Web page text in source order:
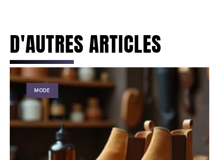
D'AUTRES ARTICLES
MODE